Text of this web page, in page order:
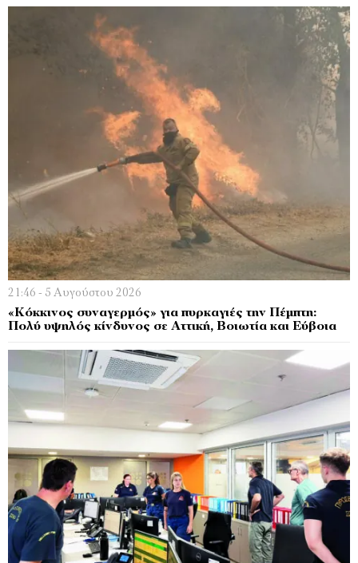
21:46 - 5 Αυγούστου 2026
«Κόκκινος συναγερμός» για πυρκαγιές την Πέμπτη:
Πολύ υψηλός κίνδυνος σε Αττική, Βοιωτία και Εύβοια